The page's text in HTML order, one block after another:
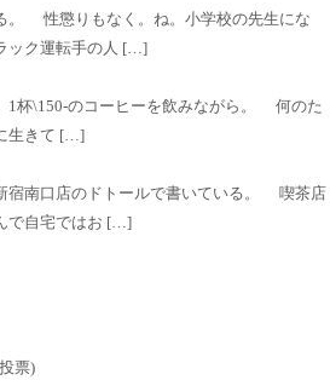
。 性懲りもなく。ね。小学校の先生にな
ック運転手の人 […]
1杯\150-のコーヒーを飲みながら。 何のた
生きて […]
宿南口店のドトールで書いている。 喫茶店
で自宅ではお […]
票)